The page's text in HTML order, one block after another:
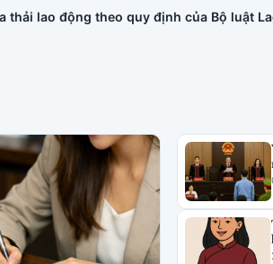
thải lao động theo quy định của Bộ luật